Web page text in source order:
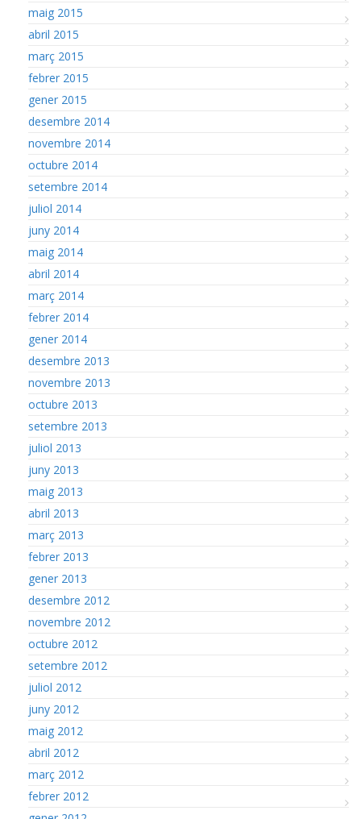
maig 2015
abril 2015
març 2015
febrer 2015
gener 2015
desembre 2014
novembre 2014
octubre 2014
setembre 2014
juliol 2014
juny 2014
maig 2014
abril 2014
març 2014
febrer 2014
gener 2014
desembre 2013
novembre 2013
octubre 2013
setembre 2013
juliol 2013
juny 2013
maig 2013
abril 2013
març 2013
febrer 2013
gener 2013
desembre 2012
novembre 2012
octubre 2012
setembre 2012
juliol 2012
juny 2012
maig 2012
abril 2012
març 2012
febrer 2012